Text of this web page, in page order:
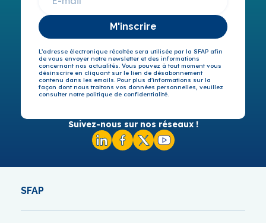
M'inscrire
L’adresse électronique récoltée sera utilisée par la SFAP afin
de vous envoyer notre newsletter et des informations
concernant nos actualités. Vous pouvez à tout moment vous
désinscrire en cliquant sur le lien de désabonnement
contenu dans les emails. Pour plus d’informations sur la
façon dont nous traitons vos données personnelles, veuillez
consulter notre politique de confidentialité.
Suivez-nous sur nos réseaux !
SFAP